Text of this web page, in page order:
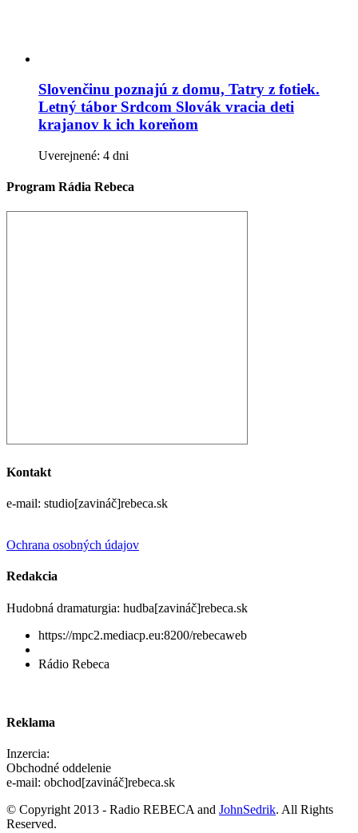
Slovenčinu poznajú z domu, Tatry z fotiek.
Letný tábor Srdcom Slovák vracia deti
krajanov k ich koreňom
Uverejnené: 4 dni
Program Rádia Rebeca
Kontakt
e-mail: studio[zavináč]rebeca.sk
Ochrana osobných údajov
Redakcia
Hudobná dramaturgia: hudba[zavináč]rebeca.sk
https://mpc2.mediacp.eu:8200/rebecaweb
Rádio Rebeca
Reklama
Inzercia:
Obchodné oddelenie
e-mail: obchod[zavináč]rebeca.sk
© Copyright 2013 - Radio REBECA and JohnSedrik. All Rights
Reserved.